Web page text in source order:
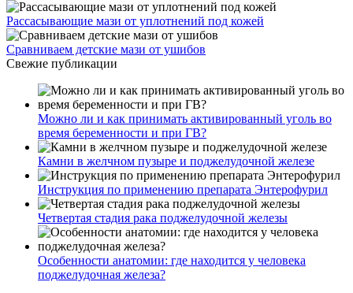
Рассасывающие мази от уплотнений под кожей
Сравниваем детские мази от ушибов
Свежие публикации
Можно ли и как принимать активированный уголь во
время беременности и при ГВ?
Камни в желчном пузыре и поджелудочной железе
Инструкция по применению препарата Энтерофурил
Четвертая стадия рака поджелудочной железы
Особенности анатомии: где находится у человека
поджелудочная железа?